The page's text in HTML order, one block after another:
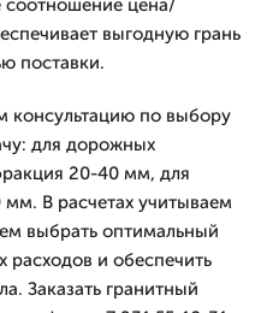
соотношение цена/
выгодную грань
поставки.
консультацию по выбору
для дорожных
20-40 мм, для
В расчетах учитываем
выбрать оптимальный
и обеспечить
Заказать гранитный